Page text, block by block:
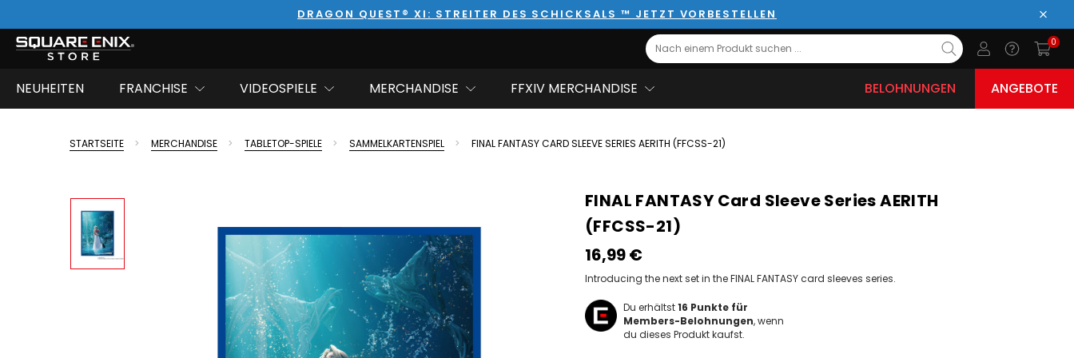
DRAGON QUEST® XI: STREITER DES SCHICKSALS ™ JETZT VORBESTELLEN
Search
0
NEUHEITEN FRANCHISE VIDEOSPIELE MERCHANDISE FFXIV MERCHANDISE BELOHNUNGEN ANGEBOTE
STARTSEITE MERCHANDISE TABLETOP-SPIELE SAMMELKARTENSPIEL FINAL FANTASY CARD SLEEVE SERIES AERITH (FFCSS-21)
FINAL FANTASY Card Sleeve Series AERITH
(FFCSS-21)
16,99‎ ‎€
Introducing the next set in the FINAL FANTASY card sleeves series.
Du erhältst16 Punkte für
Members-Belohnungen, wenn
du dieses Produkt kaufst.